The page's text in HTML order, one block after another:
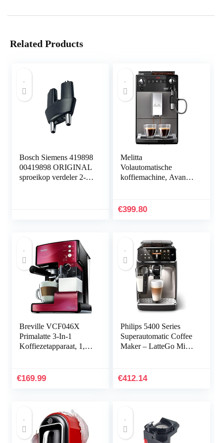
Related Products
Bosch Siemens 419898
00419898 ORIGINAL
sproeikop verdeler 2-
Gag. Precies Neff
Thermador
Melitta
Volautomatische
koffiemachine, Avanza
staal, 1450 W, 1,5 liter,
€399.80
Breville VCF046X
Primalatte 3-In-1
Koffiezetapparaat, 1,5
€169.99
Philips 5400 Series
Superautomatic Coffee
Maker – LatteGo Milk
Display, 4 User
€412.14